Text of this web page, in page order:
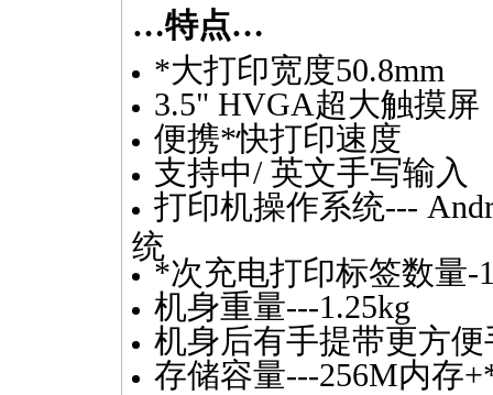
…特点…
*大打印宽度50.8mm
3.5" HVGA超大触摸屏
便携*快打印速度
支持中/ 英文手写输入
打印机操作系统---
统
*次充电打印标签数量-
机身重量---1.25kg
机身后有手提带更方便
存储容量---256M内存+